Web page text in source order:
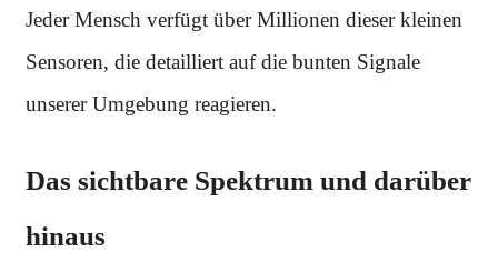
Jeder Mensch verfügt über Millionen dieser kleinen
Sensoren, die detailliert auf die bunten Signale
unserer Umgebung reagieren.
Das sichtbare Spektrum und darüber
hinaus